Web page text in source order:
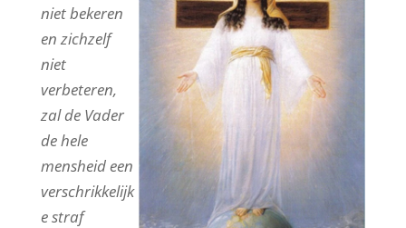
niet bekeren
en zichzelf
niet
verbeteren,
zal de Vader
de hele
mensheid een
verschrikkelijk
e straf